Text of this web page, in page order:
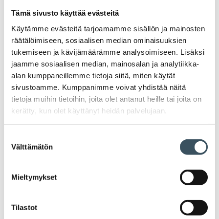
Tämä sivusto käyttää evästeitä
Käytämme evästeitä tarjoamamme sisällön ja mainosten
räätälöimiseen, sosiaalisen median ominaisuuksien
tukemiseen ja kävijämäärämme analysoimiseen. Lisäksi
jaamme sosiaalisen median, mainosalan ja analytiikka-
alan kumppaneillemme tietoja siitä, miten käytät
sivustoamme. Kumppanimme voivat yhdistää näitä
tietoja muihin tietoihin, joita olet antanut heille tai joita on
kerätty, kun olet käyttänyt heidän palvelujaan.
valinta
Välttämätön
Mieltymykset
Tilastot
Artikkelien selaus
Uutiset
Tiedotteet
Lausunnot
Neuvottelumaailma
Häiriötilanteisiin varautuminen